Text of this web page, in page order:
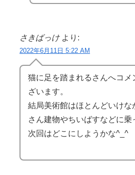
さきばっけ より:
2022年6月11日 5:22 AM
猫に足を踏まれるさんへコメ
ざいます。
結局美術館はほとんどいけな
さん建物やちいばすなどに乗
次回はどこにしようかな^_^